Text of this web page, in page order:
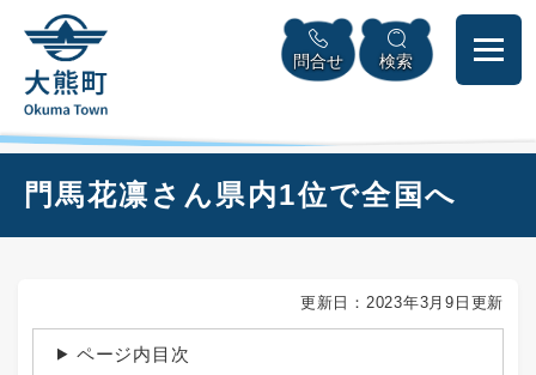
頭
メニューを飛ばして本文へ
問合せ 検索
門馬花凛さん県内1位で全国へ
更新日：2023年3月9日更新
ページ内目次